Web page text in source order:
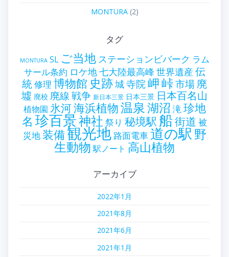
MONTURA(2)
タグ
MONTURA SL ご当地 ステーションビバーク ラム
サール条約 ロケ地七大陸最高峰 世界遺産 伝
統修理 博物館 史跡城寺院岬峠市場廃
墟 廃校 廃線戦争 新日本三景 日本三景 日本百名山
植物園 氷河海浜植物温泉湖沼 滝珍地
名 珍百景神社 祭り 秘境駅 船街道 被
災地装備観光地 路面電車道の駅野
生動物 駅ノート 高山植物
アーカイブ
2022年1月
2021年8月
2021年6月
2021年1月